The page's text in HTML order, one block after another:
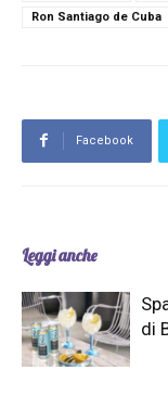
Ron Santiago de Cuba
Facebook
Leggi anche
di